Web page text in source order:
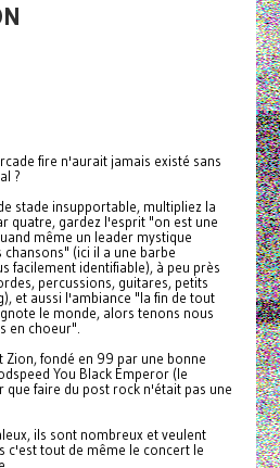
fire n'aurait jamais existé sans
?
stade insupportable, multipliez la
quatre, gardez l'esprit "on est une
même un leader mystique
(ici il a une barbe
facilement identifiable), à peu près
percussions, guitares, petits
et aussi l'ambiance "la fin de tout
le monde, alors tenons nous
en choeur".
Zion, fondé en 99 par une bonne
You Black Emperor (le
que faire du post rock n'était pas une
ils sont nombreux et veulent
c'est tout de même le concert le